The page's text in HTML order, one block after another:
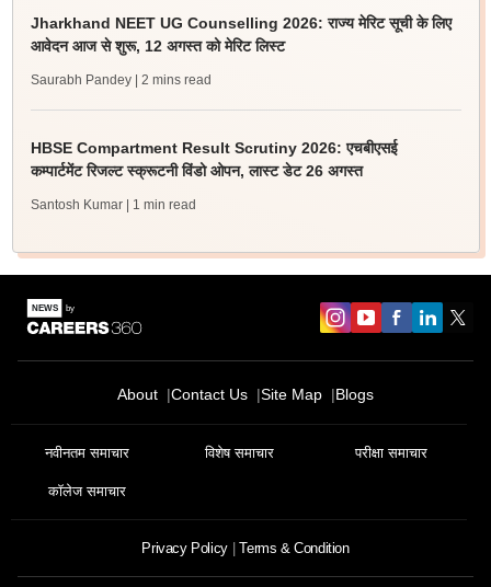
Jharkhand NEET UG Counselling 2026: राज्य मेरिट सूची के लिए
आवेदन आज से शुरू, 12 अगस्त को मेरिट लिस्ट
Saurabh Pandey | 2 mins read
HBSE Compartment Result Scrutiny 2026: एचबीएसई
कम्पार्टमेंट रिजल्ट स्क्रूटनी विंडो ओपन, लास्ट डेट 26 अगस्त
Santosh Kumar | 1 min read
About Contact Us Site Map Blogs
नवीनतम समाचार विशेष समाचार परीक्षा समाचार
कॉलेज समाचार
Privacy Policy Terms & Condition